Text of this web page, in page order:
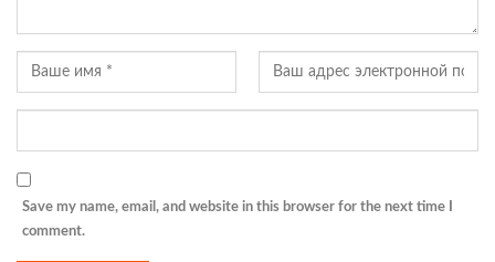
Save my name, email, and website in this browser for the next time I
comment.